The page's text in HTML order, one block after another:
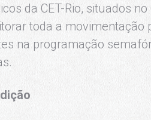
da CET-Rio, situados
toda a movimentação
na programação